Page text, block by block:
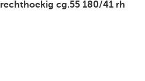
rechthoekig cg.55 180/41 rh